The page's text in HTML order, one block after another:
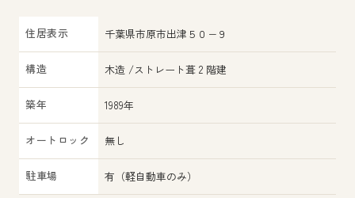
住居表示 千葉県市原市出津５０−９
構造 木造 /ストレート葺 2 階建
築年 1989年
オートロック 無し
駐車場 有（軽自動車のみ）